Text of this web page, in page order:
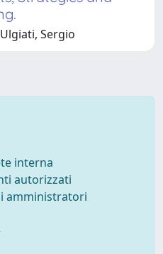
Sergio
interna
autorizzati
amministratori